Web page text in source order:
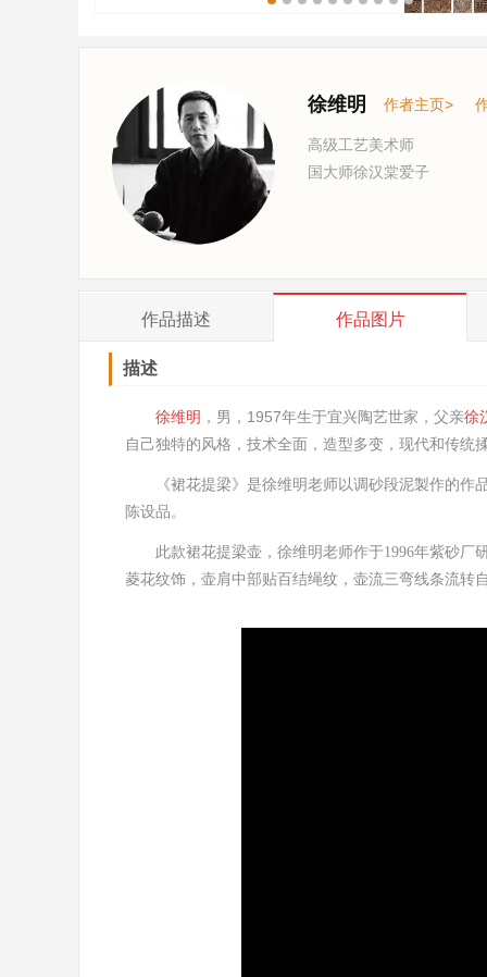
徐维明 作者主页>
高级工艺美术师
国大师徐汉棠爱子
作品描述 作品图片
描述
徐维明 ，男，1957年生于宜兴陶艺世家，父亲徐
自己独特的风格，技术全面，造型多变，现代和传
《裙花提梁》是徐维明老师以调砂段泥製作的作
陈设品。
此款裙花提梁壶，徐维明老师作于1996年紫砂厂
菱花纹饰， 壶肩中部贴百结绳纹， 壶流三弯线条流转